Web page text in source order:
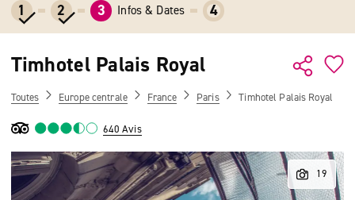
1 2 3 Infos & Dates 4
Timhotel Palais Royal
Toutes Europe centrale France Paris Timhotel Palais Royal
640 Avis